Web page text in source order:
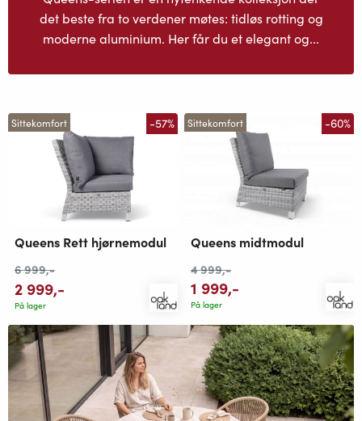
det beste fra to verdener møtes: tidløs rotting og
moderne aluminium. Her får du et elegant og...
Sittekomfort -57%
Queens Rett hjørnemodul
6 999,-
2 999,-
På lager
Sittekomfort -60%
Queens midtmodul
4 999,-
1 999,-
På lager